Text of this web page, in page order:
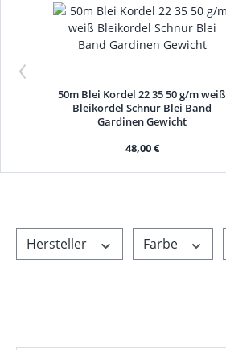
‹
50m Blei Kordel 22 35 50 g/m weiß
Bleikordel Schnur Blei Band
Gardinen Gewicht
48,00 €
Hersteller Farbe